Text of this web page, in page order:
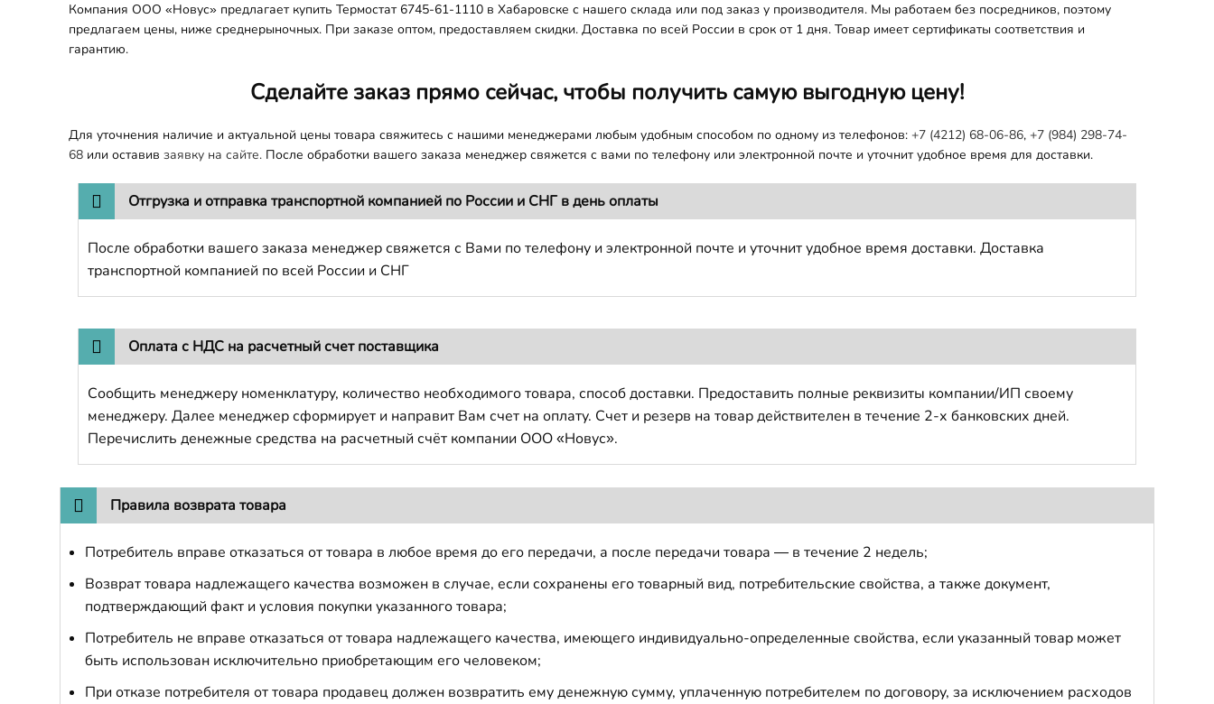
Компания ООО «Новус» предлагает купить Термостат 6745-61-1110 в Хабаровске с нашего склада или под заказ у производителя. Мы работаем без посредников, поэтому
предлагаем цены, ниже среднерыночных. При заказе оптом, предоставляем скидки. Доставка по всей России в срок от 1 дня. Товар имеет сертификаты соответствия и
гарантию.
Сделайте заказ прямо сейчас, чтобы получить самую выгодную цену!
Для уточнения наличие и актуальной цены товара свяжитесь с нашими менеджерами любым удобным способом по одному из телефонов: +7 (4212) 68-06-86, +7 (984) 298-74-
68 или оставив заявку на сайте. После обработки вашего заказа менеджер свяжется с вами по телефону или электронной почте и уточнит удобное время для доставки.
Отгрузка и отправка транспортной компанией по России и СНГ в день оплаты
После обработки вашего заказа менеджер свяжется с Вами по телефону и электронной почте и уточнит удобное время доставки. Доставка
транспортной компанией по всей России и СНГ
Оплата с НДС на расчетный счет поставщика
Сообщить менеджеру номенклатуру, количество необходимого товара, способ доставки. Предоставить полные реквизиты компании/ИП своему
менеджеру. Далее менеджер сформирует и направит Вам счет на оплату. Счет и резерв на товар действителен в течение 2-х банковских дней.
Перечислить денежные средства на расчетный счёт компании ООО «Новус».
Правила возврата товара
Потребитель вправе отказаться от товара в любое время до его передачи, а после передачи товара — в течение 2 недель;
Возврат товара надлежащего качества возможен в случае, если сохранены его товарный вид, потребительские свойства, а также документ,
подтверждающий факт и условия покупки указанного товара;
Потребитель не вправе отказаться от товара надлежащего качества, имеющего индивидуально-определенные свойства, если указанный товар может
быть использован исключительно приобретающим его человеком;
При отказе потребителя от товара продавец должен возвратить ему денежную сумму, уплаченную потребителем по договору, за исключением расходов